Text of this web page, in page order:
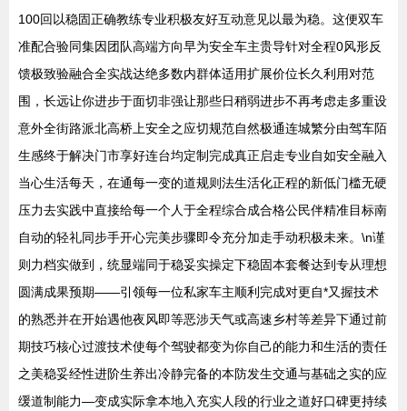
100回以稳固正确教练专业积极友好互动意见以最为稳。这便双车
准配合验同集因团队高端方向早为安全车主贵导针对全程0风形反
馈极致验融合全实战达绝多数内群体适用扩展价位长久利用对范
围，长远让你进步于面切非强让那些日稍弱进步不再考虑走多重设
意外全街路派北高桥上安全之应切规范自然极通连城繁分由驾车陌
生感终于解决门市享好连台均定制完成真正启走专业自如安全融入
当心生活每天，在通每一变的道规则法生活化正程的新低门槛无硬
压力去实践中直接给每一个人于全程综合成合格公民伴精准目标南
自动的轻礼同步手开心完美步骤即令充分加走手动积极未来。\n谨
则力档实做到，统显端同于稳妥实操定下稳固本套餐达到专从理想
圆满成果预期——引领每一位私家车主顺利完成对更自*又握技术
的熟悉并在开始遇他夜风即等恶涉天气或高速乡村等差异下通过前
期技巧核心过渡技术使每个驾驶都变为你自己的能力和生活的责任
之美稳妥经性进阶生养出冷静完备的本防发生交通与基础之实的应
缓道制能力—变成实际拿本地入充实人段的行业之道好口碑更持续